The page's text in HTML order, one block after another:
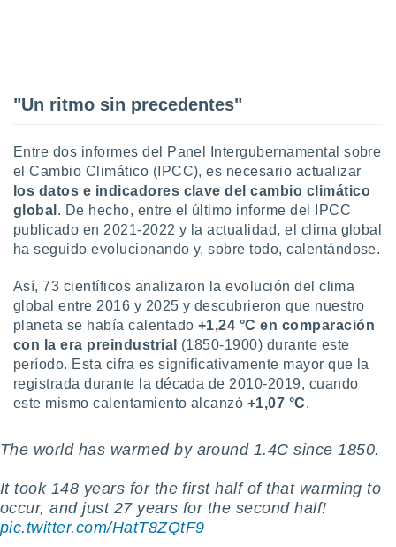
cookies
aceptar
de
sitio
te
de que
el sitio
se
ni para
aunque
no
"Un ritmo sin precedentes"
Entre dos informes del Panel Intergubernamental sobre
el Cambio Climático (IPCC), es necesario actualizar
los datos e indicadores clave del cambio climático
global . De hecho, entre el último informe del IPCC
publicado en 2021-2022 y la actualidad, el clima global
ha seguido evolucionando y, sobre todo, calentándose.
Así, 73 científicos analizaron la evolución del clima
global entre 2016 y 2025 y descubrieron que nuestro
planeta se había calentado +1,24 °C en comparación
con la era preindustrial (1850-1900) durante este
período. Esta cifra es significativamente mayor que la
registrada durante la década de 2010-2019, cuando
este mismo calentamiento alcanzó +1,07 °C.
The world has warmed by around 1.4C since 1850.
It took 148 years for the first half of that warming to
occur, and just 27 years for the second half!
pic.twitter.com/HatT8ZQtF9